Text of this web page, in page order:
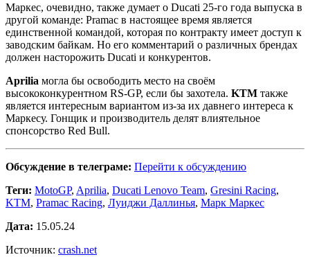
Маркес, очевидно, также думает о Ducati 25-го года выпуска в
другой команде: Pramac в настоящее время является
единственной командой, которая по контракту имеет доступ к
заводским байкам. Но его комментарий о различных брендах
должен насторожить Ducati и конкурентов.
Aprilia могла бы освободить место на своём
высококонкурентном RS-GP, если бы захотела. KTM также
является интересным вариантом из-за их давнего интереса к
Маркесу. Гонщик и производитель делят влиятельное
спонсорство Red Bull.
Обсуждение в телеграме: Перейти к обсуждению
Теги: MotoGP, Aprilia, Ducati Lenovo Team, Gresini Racing,
KTM, Pramac Racing, Луиджи Даллинья, Марк Маркес
Дата: 15.05.24
Источник: crash.net